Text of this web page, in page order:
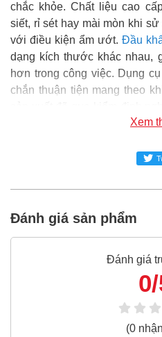
chắc khỏe. Chất liệu cao
siết, rỉ sét hay mài mòn khi
với điều kiện ẩm ướt. Đầu
dạng kích thước khác nhau,
hơn trong công việc. Dụng
chắn thuận tiện mang theo
tiêu chuẩn kỹ thuật, chất
phân phối và
Đại siêu thị Vật tư phụ tùng
năm kinh nghiệm trong
tùng, đại diện phân phối của
Kingtony, Toptul, Sata,
xuất thiết bị công nghiệp,
Xem
Đánh giá sản phẩm
Đánh giá
(0